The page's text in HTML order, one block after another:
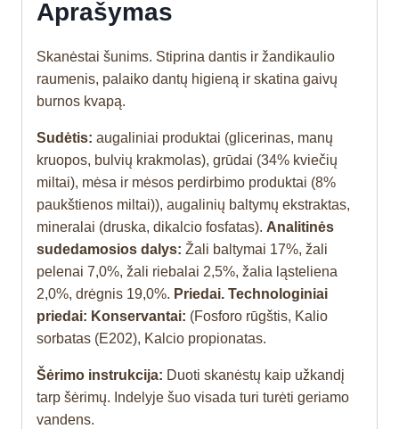
Aprašymas
Skanėstai šunims. Stiprina dantis ir žandikaulio
raumenis, palaiko dantų higieną ir skatina gaivų
burnos kvapą.
Sudėtis: augaliniai produktai (glicerinas, manų
kruopos, bulvių krakmolas), grūdai (34% kviečių
miltai), mėsa ir mėsos perdirbimo produktai (8%
paukštienos miltai)), augalinių baltymų ekstraktas,
mineralai (druska, dikalcio fosfatas). Analitinės
sudedamosios dalys: Žali baltymai 17%, žali
pelenai 7,0%, žali riebalai 2,5%, žalia ląsteliena
2,0%, drėgnis 19,0%. Priedai. Technologiniai
priedai: Konservantai: (Fosforo rūgštis, Kalio
sorbatas (E202), Kalcio propionatas.
Šėrimo instrukcija: Duoti skanėstų kaip užkandį
tarp šėrimų. Indelyje šuo visada turi turėti geriamo
vandens.